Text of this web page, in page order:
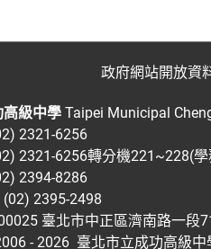
政府網站開放資
級中學Taipei Municipal
2321-6256
2321-6256轉分機221~228(
2394-8286
2395-2498
臺北市中正區濟南路一段
- 2026臺北市立成功高級中